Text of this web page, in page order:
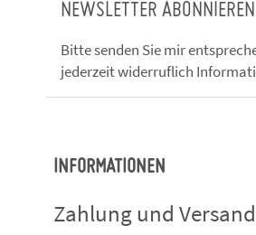
NEWSLETTER ABONNIEREN
Bitte senden Sie mir
jederzeit widerruflich
INFORMATIONEN
Zahlung und Versand